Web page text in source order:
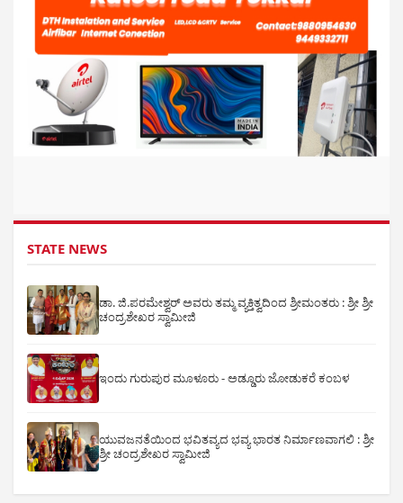
STATE NEWS
ಡಾ. ಜಿ.ಪರಮೇಶ್ವರ್ ಅವರು ತಮ್ಮ ವ್ಯಕ್ತಿತ್ವದಿಂದ ಶ್ರೀಮಂತರು : ಶ್ರೀ ಶ್ರೀ
ಚಂದ್ರಶೇಖರ ಸ್ವಾಮೀಜಿ
ಇಂದು ಗುರುಪುರ ಮೂಳೂರು - ಅಡ್ಡೂರು ಜೋಡುಕರೆ ಕಂಬಳ
ಯುವಜನತೆಯಿಂದ ಭವಿತವ್ಯದ ಭವ್ಯ ಭಾರತ ನಿರ್ಮಾಣವಾಗಲಿ : ಶ್ರೀ
ಶ್ರೀ ಚಂದ್ರಶೇಖರ ಸ್ವಾಮೀಜಿ